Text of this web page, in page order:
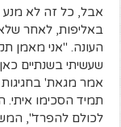
אבל, כל זה לא מנע
באליפות, לאחר
העונה. "אני מאמן
שעשיתי בשנתיים
אמר מגאת'
תמיד הסכימו איתי.
לכולם להפרד",